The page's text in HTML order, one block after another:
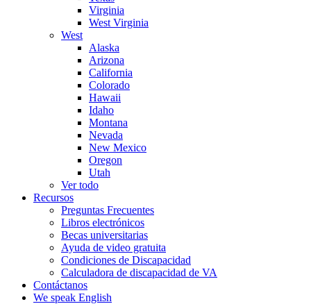
Virginia
West Virginia
West
Alaska
Arizona
California
Colorado
Hawaii
Idaho
Montana
Nevada
New Mexico
Oregon
Utah
Ver todo
Recursos
Preguntas Frecuentes
Libros electrónicos
Becas universitarias
Ayuda de video gratuita
Condiciones de Discapacidad
Calculadora de discapacidad de VA
Contáctanos
We speak English